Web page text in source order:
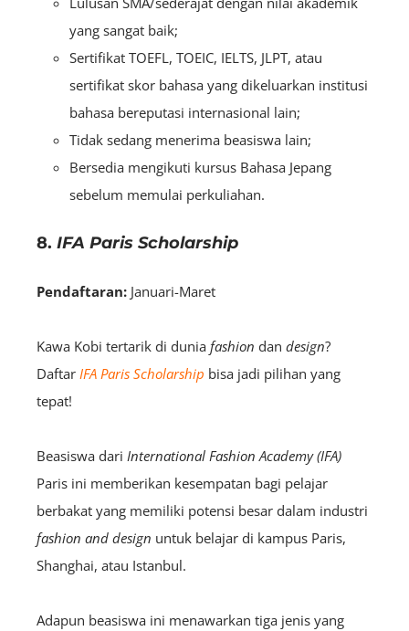
yang sangat baik;
Sertifikat TOEFL, TOEIC, IELTS, JLPT, atau
sertifikat skor bahasa yang dikeluarkan institusi
bahasa bereputasi internasional lain;
Tidak sedang menerima beasiswa lain;
Bersedia mengikuti kursus Bahasa Jepang
sebelum memulai perkuliahan.
8. IFA Paris Scholarship
Pendaftaran: Januari-Maret
Kawa Kobi tertarik di dunia fashion dan design?
Daftar IFA Paris Scholarship bisa jadi pilihan yang
tepat!
Beasiswa dari International Fashion Academy (IFA)
Paris ini memberikan kesempatan bagi pelajar
berbakat yang memiliki potensi besar dalam industri
fashion and design untuk belajar di kampus Paris,
Shanghai, atau Istanbul.
Adapun beasiswa ini menawarkan tiga jenis yang